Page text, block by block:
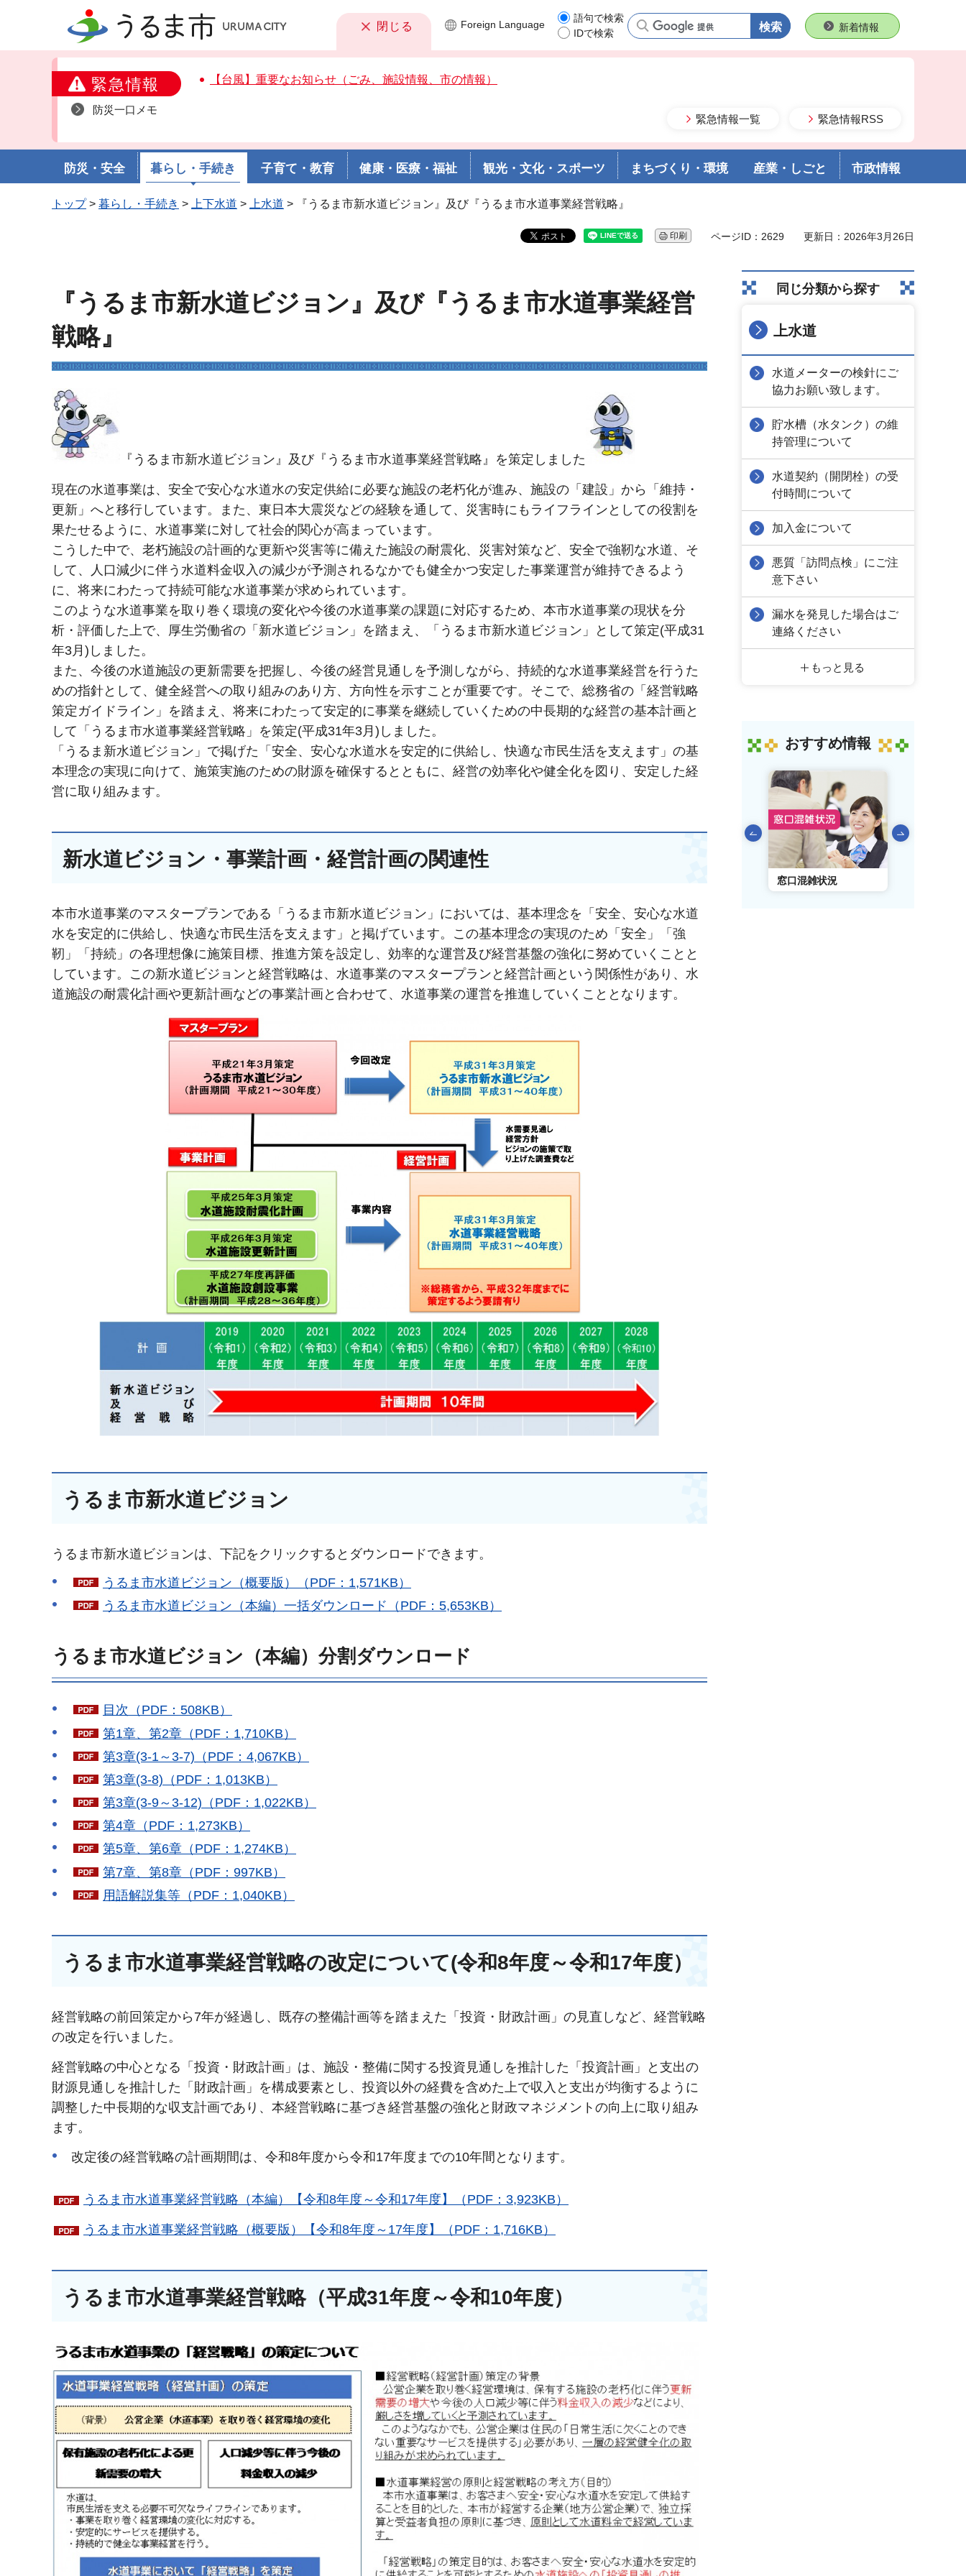
うるま市 閉じる
緊急情報
防災一口メモ
【台風】重要なお知らせ（ごみ、施設情報、市の情報）
緊急情報一覧 緊急情報RSS
Foreign Language
語句で検索
IDで検索
語句で検索新着情報
防災・安全 暮らし・手続き 子育て・教育 健康・医療・福祉 観光・文化・スポーツ まちづくり・環境 産業・しごと 市政情報
トップ> 暮らし・手続き > 上下水道 > 上水道 > 『うるま市新水道ビジョン』及び『うるま市水道事業経営戦略』
印刷 ページID：2629 更新日：2026年3月26日
『うるま市新水道ビジョン』及び『うるま市水道事業経営
戦略』
『うるま市新水道ビジョン』及び『うるま市水道事業経営戦略』を策定しました
現在の水道事業は、安全で安心な水道水の安定供給に必要な施設の老朽化が進み、施設の「建設」から「維持・
更新」へと移行しています。また、東日本大震災などの経験を通して、災害時にもライフラインとしての役割を
果たせるように、水道事業に対して社会的関心が高まっています。
こうした中で、老朽施設の計画的な更新や災害等に備えた施設の耐震化、災害対策など、安全で強靭な水道、そ
して、人口減少に伴う水道料金収入の減少が予測されるなかでも健全かつ安定した事業運営が維持できるよう
に、将来にわたって持続可能な水道事業が求められています。
このような水道事業を取り巻く環境の変化や今後の水道事業の課題に対応するため、本市水道事業の現状を分
析・評価した上で、厚生労働省の「新水道ビジョン」を踏まえ、「うるま市新水道ビジョン」として策定(平成31
年3月)しました。
また、今後の水道施設の更新需要を把握し、今後の経営見通しを予測しながら、持続的な水道事業経営を行うた
めの指針として、健全経営への取り組みのあり方、方向性を示すことが重要です。そこで、総務省の「経営戦略
策定ガイドライン」を踏まえ、将来にわたって安定的に事業を継続していくための中長期的な経営の基本計画と
して「うるま市水道事業経営戦略」を策定(平成31年3月)しました。
「うるま新水道ビジョン」で掲げた「安全、安心な水道水を安定的に供給し、快適な市民生活を支えます」の基
本理念の実現に向けて、施策実施のための財源を確保するとともに、経営の効率化や健全化を図り、安定した経
営に取り組みます。
新水道ビジョン・事業計画・経営計画の関連性
本市水道事業のマスタープランである「うるま市新水道ビジョン」においては、基本理念を「安全、安心な水道
水を安定的に供給し、快適な市民生活を支えます」と掲げています。この基本理念の実現のため「安全」「強
靭」「持続」の各理想像に施策目標、推進方策を設定し、効率的な運営及び経営基盤の強化に努めていくことと
しています。この新水道ビジョンと経営戦略は、水道事業のマスタープランと経営計画という関係性があり、水
道施設の耐震化計画や更新計画などの事業計画と合わせて、水道事業の運営を推進していくこととなります。
うるま市新水道ビジョン
うるま市新水道ビジョンは、下記をクリックするとダウンロードできます。
うるま市水道ビジョン（概要版）（PDF：1,571KB）
うるま市水道ビジョン（本編）一括ダウンロード（PDF：5,653KB）
うるま市水道ビジョン（本編）分割ダウンロード
目次（PDF：508KB）
第1章、第2章（PDF：1,710KB）
第3章(3-1～3-7)（PDF：4,067KB）
第3章(3-8)（PDF：1,013KB）
第3章(3-9～3-12)（PDF：1,022KB）
第4章（PDF：1,273KB）
第5章、第6章（PDF：1,274KB）
第7章、第8章（PDF：997KB）
用語解説集等（PDF：1,040KB）
うるま市水道事業経営戦略の改定について(令和8年度～令和17年度）
経営戦略の前回策定から7年が経過し、既存の整備計画等を踏まえた「投資・財政計画」の見直しなど、経営戦略
の改定を行いました。
経営戦略の中心となる「投資・財政計画」は、施設・整備に関する投資見通しを推計した「投資計画」と支出の
財源見通しを推計した「財政計画」を構成要素とし、投資以外の経費を含めた上で収入と支出が均衡するように
調整した中長期的な収支計画であり、本経営戦略に基づき経営基盤の強化と財政マネジメントの向上に取り組み
ます。
改定後の経営戦略の計画期間は、令和8年度から令和17年度までの10年間となります。
うるま市水道事業経営戦略（本編）【令和8年度～令和17年度】（PDF：3,923KB）
うるま市水道事業経営戦略（概要版）【令和8年度～17年度】（PDF：1,716KB）
うるま市水道事業経営戦略（平成31年度～令和10年度）
同じ分類から探す
上水道
水道メーターの検針にご
協力お願い致します。
貯水槽（水タンク）の維
持管理について
水道契約（開閉栓）の受
付時間について
加入金について
悪質「訪問点検」にご注
意下さい
漏水を発見した場合はご
連絡ください
もっと見る
おすすめ情報
前のスライドを表示
窓口混雑状況